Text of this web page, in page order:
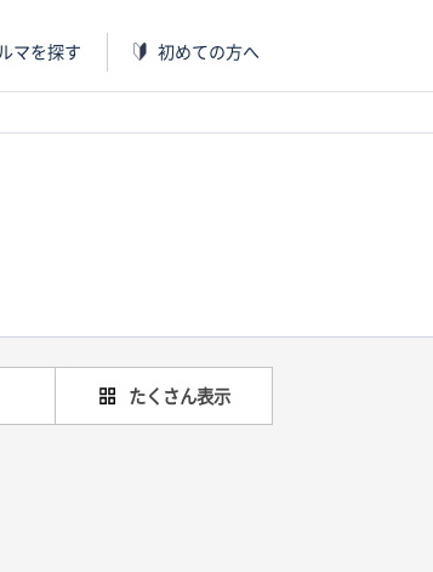
マを探す 初めての方へ
たくさん表示